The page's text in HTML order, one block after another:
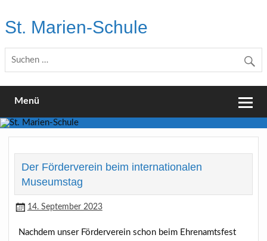
content
St. Marien-Schule
Menü
Der Förderverein beim internationalen
Museumstag
14. September 2023
Nachdem unser Förderverein schon beim Ehrenamtsfest